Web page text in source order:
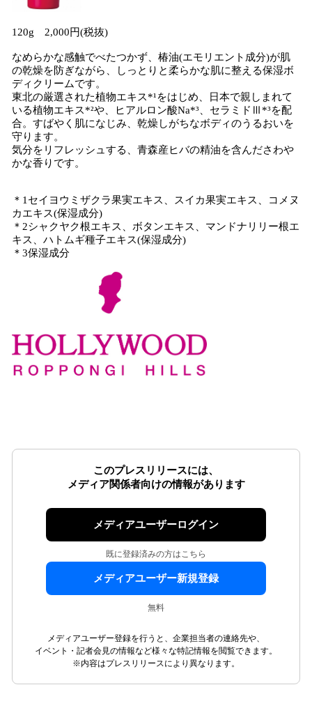
120g 2,000円(税抜)
なめらかな感触でべたつかず、椿油(エモリエント成分)が肌
の乾燥を防ぎながら、しっとりと柔らかな肌に整える保湿ボ
ディクリームです。
東北の厳選された植物エキス*¹をはじめ、日本で親しまれて
いる植物エキス*²や、ヒアルロン酸Na*³、セラミドⅢ*³を配
合。すばやく肌になじみ、乾燥しがちなボディのうるおいを
守ります。
気分をリフレッシュする、青森産ヒバの精油を含んださわや
かな香りです。
＊1セイヨウミザクラ果実エキス、スイカ果実エキス、コメヌ
カエキス(保湿成分)
＊2シャクヤク根エキス、ボタンエキス、マンドナリリー根エ
キス、ハトムギ種子エキス(保湿成分)
＊3保湿成分
このプレスリリースには、
メディア関係者向けの情報があります
メディアユーザーログイン
既に登録済みの方はこちら
メディアユーザー新規登録
無料
メディアユーザー登録を行うと、企業担当者の連絡先や、
イベント・記者会見の情報など様々な特記情報を閲覧できます。
※内容はプレスリリースにより異なります。